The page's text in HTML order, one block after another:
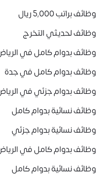
وظائف براتب 5,000 ريال
وظائف لحديثي التخرج
وظائف بدوام كامل في
وظائف بدوام كامل في جدة
وظائف بدوام جزئي في
وظائف نسائية بدوام كامل
وظائف نسائية بدوام جزئي
وظائف بدوام كامل في
وظائف نسائية بدوام كامل